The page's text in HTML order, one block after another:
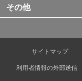
その他
サイトマップ
利用者情報の外部送信